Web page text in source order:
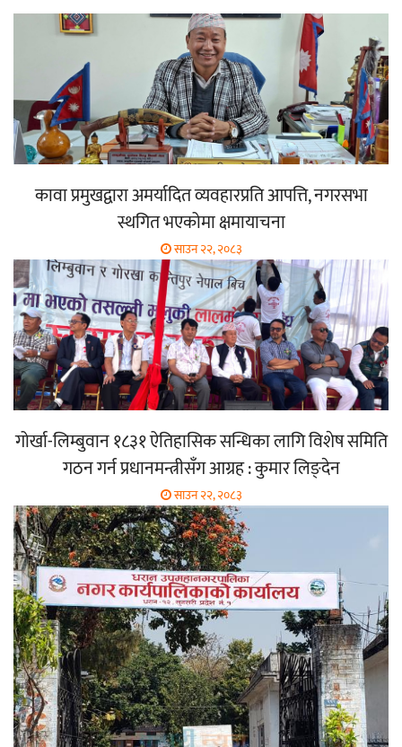
कावा प्रमुखद्वारा अमर्यादित व्यवहारप्रति आपत्ति, नगरसभा
स्थगित भएकोमा क्षमायाचना
साउन २२, २०८३
गोर्खा-लिम्बुवान १८३१ ऐतिहासिक सन्धिका लागि विशेष समिति
गठन गर्न प्रधानमन्त्रीसँग आग्रह : कुमार लिङ्देन
साउन २२, २०८३